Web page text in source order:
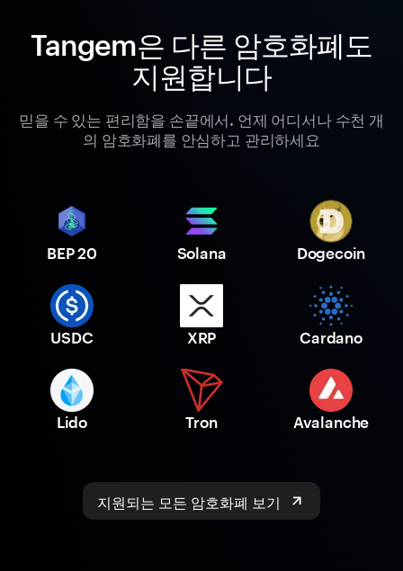
Tangem은 다른 암호화폐도
지원합니다
믿을 수 있는 편리함을 손끝에서. 언제 어디서나 수천 개
의 암호화폐를 안심하고 관리하세요
BEP 20 Solana Dogecoin
USDC XRP Cardano
Lido Tron Avalanche
지원되는 모든 암호화폐 보기